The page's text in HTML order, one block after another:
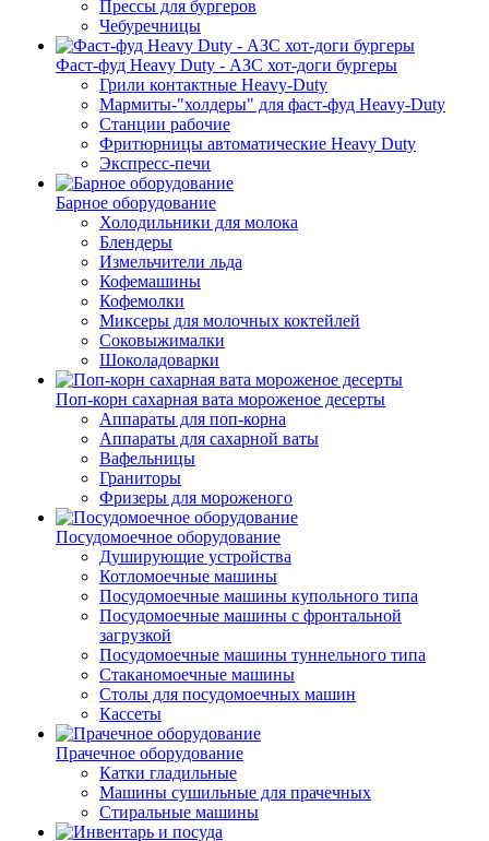
Прессы для бургеров
Чебуречницы
Фаст-фуд Heavy Duty - АЗС хот-доги бургеры
Грили контактные Heavy-Duty
Мармиты-"холдеры" для фаст-фуд Heavy-Duty
Станции рабочие
Фритюрницы автоматические Heavy Duty
Экспресс-печи
Барное оборудование
Холодильники для молока
Блендеры
Измельчители льда
Кофемашины
Кофемолки
Миксеры для молочных коктейлей
Соковыжималки
Шоколадоварки
Поп-корн сахарная вата мороженое десерты
Аппараты для поп-корна
Аппараты для сахарной ваты
Вафельницы
Граниторы
Фризеры для мороженого
Посудомоечное оборудование
Душирующие устройства
Котломоечные машины
Посудомоечные машины купольного типа
Посудомоечные машины с фронтальной
загрузкой
Посудомоечные машины туннельного типа
Стаканомоечные машины
Столы для посудомоечных машин
Кассеты
Прачечное оборудование
Катки гладильные
Машины сушильные для прачечных
Стиральные машины